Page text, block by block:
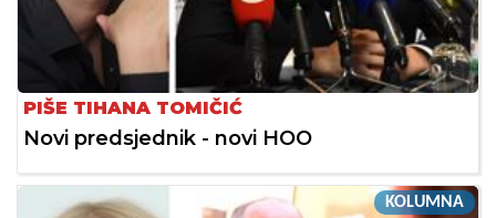
PIŠE TIHANA TOMIČIĆ
Novi predsjednik - novi HOO
KOLUMNA